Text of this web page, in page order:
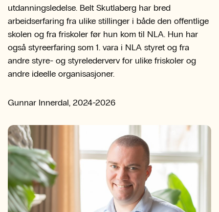
utdanningsledelse. Belt Skutlaberg har bred
arbeidserfaring fra ulike stillinger i både den offentlige
skolen og fra friskoler før hun kom til NLA. Hun har
også styreerfaring som 1. vara i NLA styret og fra
andre styre- og styrelederverv for ulike friskoler og
andre ideelle organisasjoner.
Gunnar Innerdal, 2024-2026